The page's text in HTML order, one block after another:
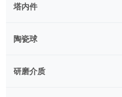
塔内件
陶瓷球
研磨介质